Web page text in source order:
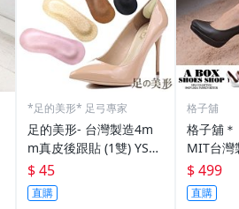
*足的美形* 足弓專家
足的美形- 台灣製造4m
m真皮後跟貼 (1雙) YS11
51
$ 45
直購
格子舖
格子舖
MIT台灣
備 輕熟
粗跟高
$ 499
直購